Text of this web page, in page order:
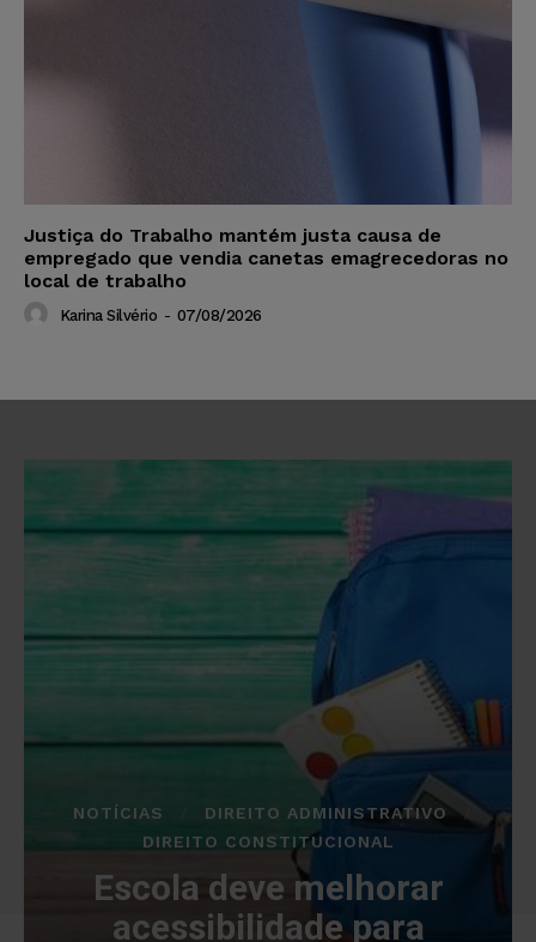
Justiça do Trabalho mantém justa causa de
empregado que vendia canetas emagrecedoras no
local de trabalho
Karina Silvério - 07/08/2026